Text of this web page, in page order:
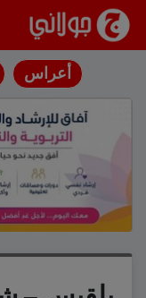
انتقل إلى المحتوى
أعراس